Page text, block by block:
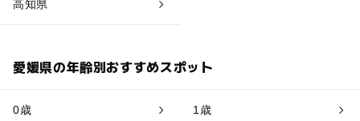
高知県
愛媛県の年齢別おすすめスポット
0歳 1歳